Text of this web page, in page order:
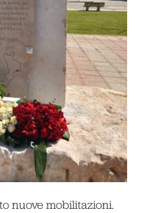
nuove mobilitazioni.